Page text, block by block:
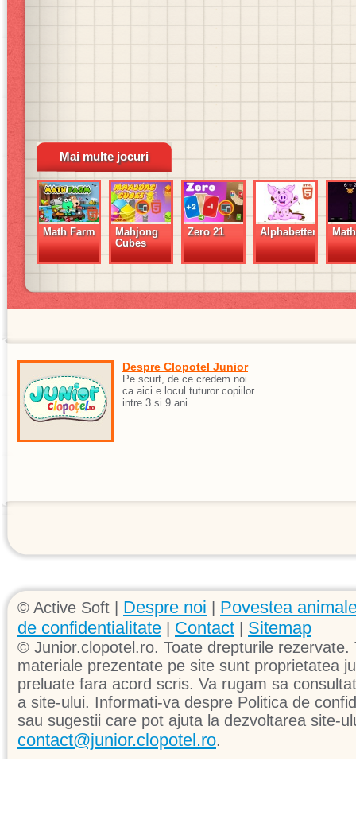
Mai multe jocuri
Math Farm
Mahjong
Cubes
Zero 21 Alphabetter
Despre Clopotel Junior
Pe scurt, de ce credem noi
ca aici e locul tuturor copiilor
intre 3 si 9 ani.
© Active Soft | Despre noi
Povestea
de confidentialitate
Contact Sitemap
© Junior.clopotel.ro. Toate drepturile
materiale prezentate pe site sunt proprietatea
preluate fara acord scris. Va rugam sa
a site-ului. Informati-va despre Politica de
sau sugestii care pot ajuta la dezvoltarea site-
contact@junior.clopotel.ro.